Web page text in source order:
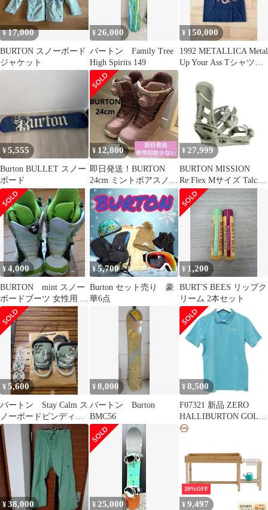
¥17,000
BURTON スノーボード
ジャケット
¥ 26,000
バートン Family Tree
High Spirits 149
¥ 150,000
1992 METALLICA Metal
Up Your Ass Tシャツ
¥5,555
Burton BULLET スノー
ボード
¥12,800
即日発送！BURTON
24cm ミントボアスノー
ボードブーツ 女性子
供ピンク
¥ 27,999
BURTON MISSION
Re:Flex Mサイズ Talc
Green
¥4,000
BURTON mint スノー
ボードブーツ 女性用 ホ
ワイト/グリーン
¥5,700
Burton セット売り 豪
華6点
¥ 1,200
BURT'S BEES リップク
リーム 2本セット
¥5,600
バートン Stay Calm ス
ノーボードビンディン
グ ミントグリーン サ
イズM
¥8,000
バートン Burton
BMC56
¥ 8,500
F07321 新品 ZERO
HALLIBURTON GOLF
ポロシャツ M
¥38,000 ¥ 25,000
20%OFF
¥ 9,497